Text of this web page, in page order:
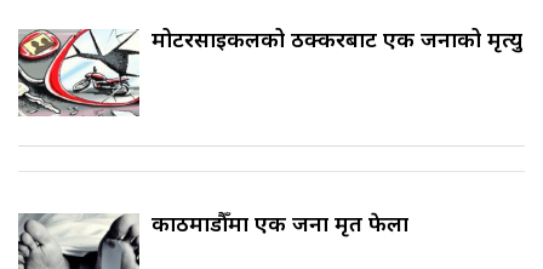
मोटरसाइकलको ठक्करबाट एक जनाको मृत्यु
काठमाडौँमा एक जना मृत फेला